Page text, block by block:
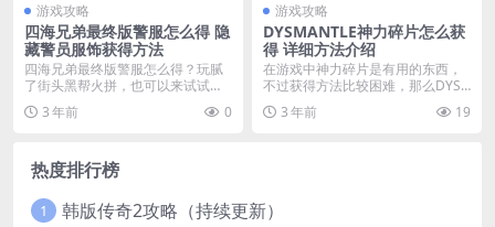
游戏攻略
四海兄弟最终版警服怎么得 隐
藏警员服饰获得方法
四海兄弟最终版警服怎么得？玩腻
了街头黑帮火拼，也可以来试试这
套警员套装，让你感受...
3 年前 0
游戏攻略
DYSMANTLE神力碎片怎么获
得 详细方法介绍
在游戏中神力碎片是有用的东西，
不过获得方法比较困难，那么DYS
MANTLE神力碎...
3 年前 19
热度排行榜
1 韩版传奇2攻略（持续更新）